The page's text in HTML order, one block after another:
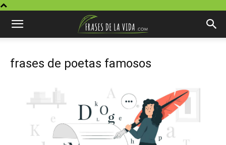
frases de poetas famosos